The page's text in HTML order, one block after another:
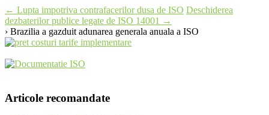
Post
navigation
← Lupta impotriva contrafacerilor dusa de ISO Deschiderea
dezbaterilor publice legate de ISO 14001 →
› Brazilia a gazduit adunarea generala anuala a ISO
Articole recomandate